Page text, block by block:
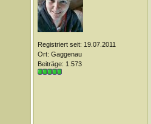
Registriert seit: 19.07.2011
Ort: Gaggenau
Beiträge: 1.573